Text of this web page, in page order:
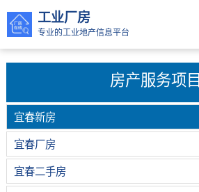
工业厂房
专业的工业地产信息平台
房产服务项目
宜春新房
宜春厂房
宜春二手房